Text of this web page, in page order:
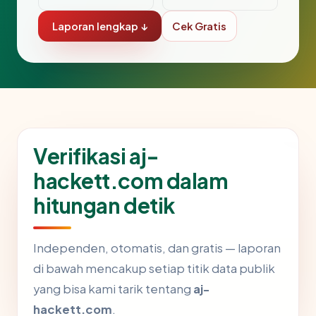
Laporan lengkap ↓ Cek Gratis
Verifikasi aj-
hackett.com dalam
hitungan detik
Independen, otomatis, dan gratis — laporan
di bawah mencakup setiap titik data publik
yang bisa kami tarik tentang aj-
hackett.com.